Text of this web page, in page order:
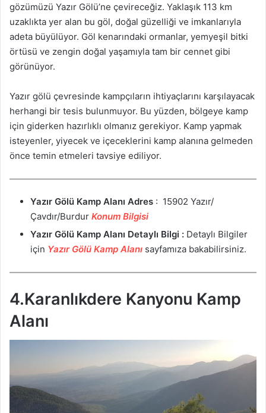
gözümüzü Yazır Gölü’ne çevireceğiz. Yaklaşık 113 km
uzaklıkta yer alan bu göl, doğal güzelliği ve imkanlarıyla
adeta büyülüyor. Göl kenarındaki ormanlar, yemyeşil bitki
örtüsü ve zengin doğal yaşamıyla tam bir cennet gibi
görünüyor.
Yazır gölü çevresinde kampçıların ihtiyaçlarını karşılayacak
herhangi bir tesis bulunmuyor. Bu yüzden, bölgeye kamp
için giderken hazırlıklı olmanız gerekiyor. Kamp yapmak
isteyenler, yiyecek ve içeceklerini kamp alanına gelmeden
önce temin etmeleri tavsiye ediliyor.
Yazır Gölü Kamp Alanı Adres : 15902 Yazır/
Çavdır/Burdur Konum Bilgisi
Yazır Gölü Kamp Alanı Detaylı Bilgi : Detaylı Bilgiler
için Yazır Gölü Kamp Alanı sayfamıza bakabilirsiniz.
4.Karanlıkdere Kanyonu Kamp
Alanı